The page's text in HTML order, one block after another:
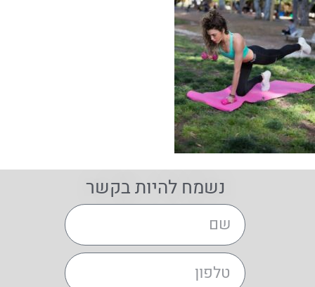
נשמח להיות בקשר